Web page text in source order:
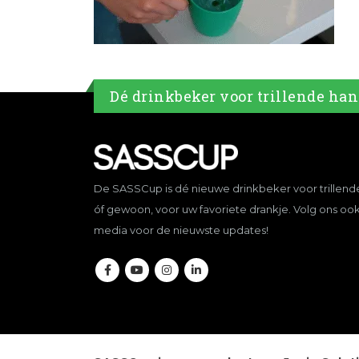
Dé drinkbeker voor trillende
De SASSCup is dé nieuwe drinkbeker voor
óf gewoon, voor uw favoriete drankje. Volg ons
media voor de nieuwste updates!